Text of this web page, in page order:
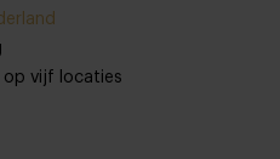
op vijf locaties